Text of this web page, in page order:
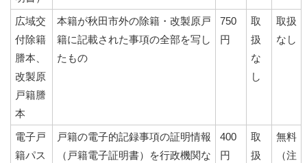
広域交
付除籍
謄本、
改製原
戸籍謄
本
本籍が秋田市外の除籍・改製原戸
籍に記載された事項の全部を写し
たもの
750
円
取
扱
な
し
取扱
なし
電子戸
籍パス
戸籍の電子的記録事項の証明情報
（戸籍電子証明書）を行政機関な
400
円
取
扱
無料
（注